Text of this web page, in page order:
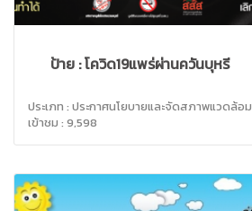
ป้าย : โควิด19แพร่ผ่านควันบุหรี่
ประเภท : ประกาศนโยบายและจัดสภาพแวดล้อม
เข้าชม : 9,598